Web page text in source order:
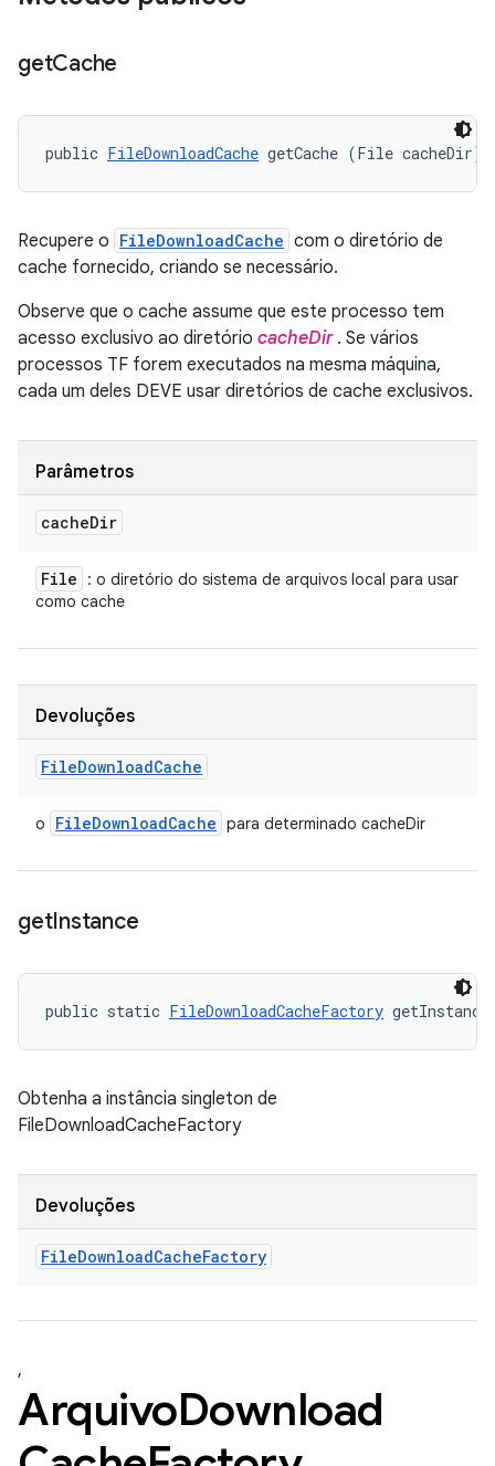
getCache
public FileDownloadCache getCache (File cacheDir)
Recupere o FileDownloadCache com o diretório de
cache fornecido, criando se necessário.
Observe que o cache assume que este processo tem
acesso exclusivo ao diretório cacheDir. Se vários
processos TF forem executados na mesma máquina,
cada um deles DEVE usar diretórios de cache exclusivos.
Parâmetros
cacheDir
File
: o diretório do sistema de arquivos local para usar
como cache
Devoluções
FileDownloadCache
o FileDownloadCache para determinado cacheDir
getInstance
public static FileDownloadCacheFactory
Obtenha a instância singleton de
FileDownloadCacheFactory
Devoluções
FileDownloadCacheFactory
,
ArquivoDownload